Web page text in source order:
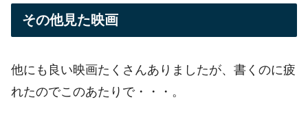
その他見た映画
他にも良い映画たくさんありましたが、書くのに疲
れたのでこのあたりで・・・。